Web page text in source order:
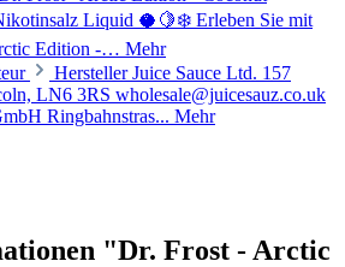
Liquid 🥥🍋❄️ Erleben Sie mit
Edition -… Mehr
Hersteller Juice Sauce Ltd. 157
LN6 3RS wholesale@juicesauz.co.uk
Ringbahnstras... Mehr
"Dr. Frost - Arctic